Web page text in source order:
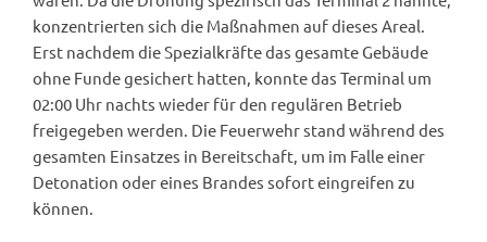
konzentrierten sich die Maßnahmen auf dieses Areal.
Erst nachdem die Spezialkräfte das gesamte Gebäude
ohne Funde gesichert hatten, konnte das Terminal um
02:00 Uhr nachts wieder für den regulären Betrieb
freigegeben werden. Die Feuerwehr stand während des
gesamten Einsatzes in Bereitschaft, um im Falle einer
Detonation oder eines Brandes sofort eingreifen zu
können.